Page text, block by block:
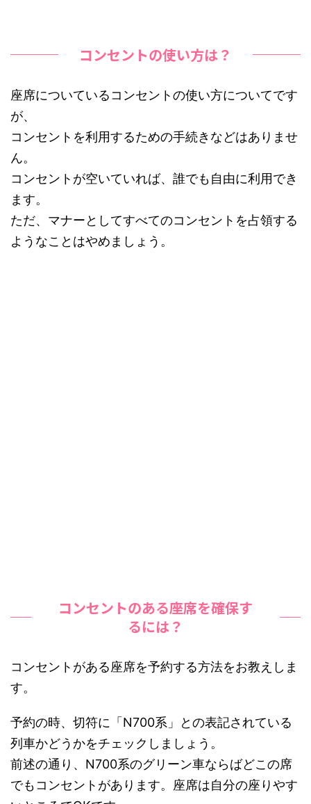
コンセントの使い方は？
座席についているコンセントの使い方についてです
が、
コンセントを利用するための手続きなどはありませ
ん。
コンセントが空いていれば、誰でも自由に利用でき
ます。
ただ、マナーとしてすべてのコンセントを占領する
ようなことはやめましょう。
コンセントのある座席を確保す
るには？
コンセントがある座席を予約する方法をお教えしま
す。
予約の時、切符に「N700系」との表記されている
列車かどうかをチェックしましょう。
前述の通り、N700系のグリーン車ならばどこの席
でもコンセントがあります。座席は自分の座りやす